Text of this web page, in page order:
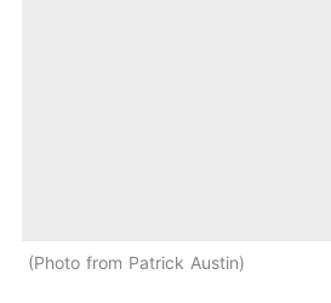
Photo from Patrick Austin